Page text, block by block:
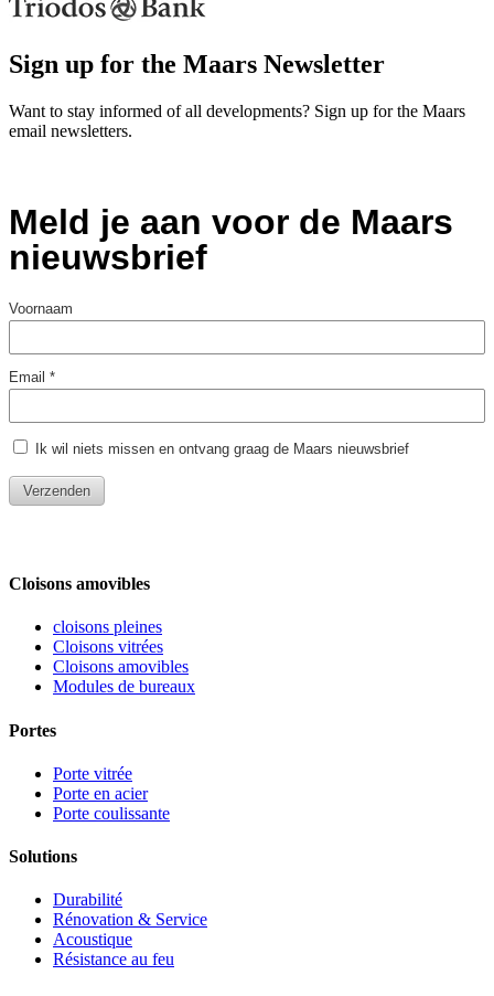
Sign up for the Maars Newsletter
Want to stay informed of all developments? Sign up for the Maars
email newsletters.
Cloisons amovibles
cloisons pleines
Cloisons vitrées
Cloisons amovibles
Modules de bureaux
Portes
Porte vitrée
Porte en acier
Porte coulissante
Solutions
Durabilité
Rénovation & Service
Acoustique
Résistance au feu